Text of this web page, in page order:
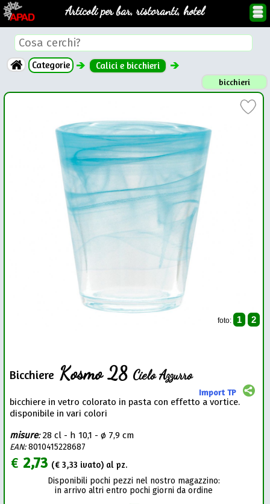
Articoli per bar, ristoranti, hotel
Categorie Calici e bicchieri
bicchieri
foto: 1 2
Bicchiere Kosmo 28 Cielo Azzurro
Import TP
bicchiere in vetro colorato in pasta con effetto a vortice.
disponibile in vari colori
misure:28 cl - h 10,1 - ø 7,9 cm
EAN:8010415228687
€ 2,73 (€3,33 ivato) al pz.
Disponibili pochi pezzi nel nostro magazzino:
in arrivo altri entro pochi giorni da ordine